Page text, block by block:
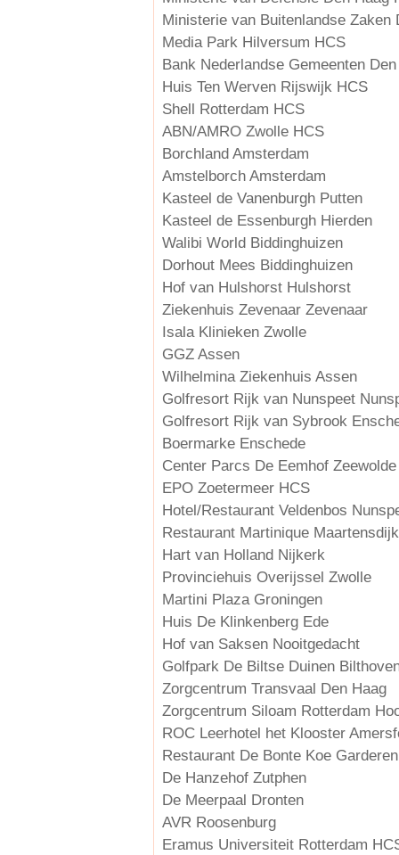
Ministerie van Buitenlandse Zaken
Media Park Hilversum HCS
Bank Nederlandse Gemeenten
Huis Ten Werven Rijswijk HCS
Shell Rotterdam HCS
ABN/AMRO Zwolle HCS
Borchland Amsterdam
Amstelborch Amsterdam
Kasteel de Vanenburgh Putten
Kasteel de Essenburgh Hierden
Walibi World Biddinghuizen
Dorhout Mees Biddinghuizen
Hof van Hulshorst Hulshorst
Ziekenhuis Zevenaar Zevenaar
Isala Klinieken Zwolle
GGZ Assen
Wilhelmina Ziekenhuis Assen
Golfresort Rijk van Nunspeet
Golfresort Rijk van Sybrook
Boermarke Enschede
Center Parcs De Eemhof Zeewolde
EPO Zoetermeer HCS
Hotel/Restaurant Veldenbos
Restaurant Martinique Maartensdijk
Hart van Holland Nijkerk
Provinciehuis Overijssel Zwolle
Martini Plaza Groningen
Huis De Klinkenberg Ede
Hof van Saksen Nooitgedacht
Golfpark De Biltse Duinen
Zorgcentrum Transvaal Den Haag
Zorgcentrum Siloam Rotterdam
ROC Leerhotel het Klooster
Restaurant De Bonte Koe Garderen
De Hanzehof Zutphen
De Meerpaal Dronten
AVR Roosenburg
Eramus Universiteit Rotterdam